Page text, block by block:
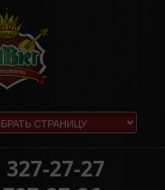
27-27